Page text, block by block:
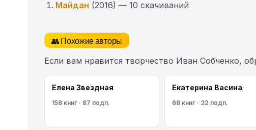
Майдан (2016) — 10 скачиваний
👥 Похожие авторы
Если вам нравится творчество Иван Собченко,
Елена Звездная
158 книг · 87 подп.
Екатерина Васина
68 книг · 32 подп.